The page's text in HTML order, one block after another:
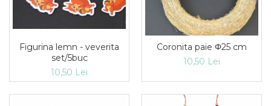
Figurina lemn - veverita
set/5buc
10,50 Lei
Coronita paie Φ25 cm
10,50 Lei